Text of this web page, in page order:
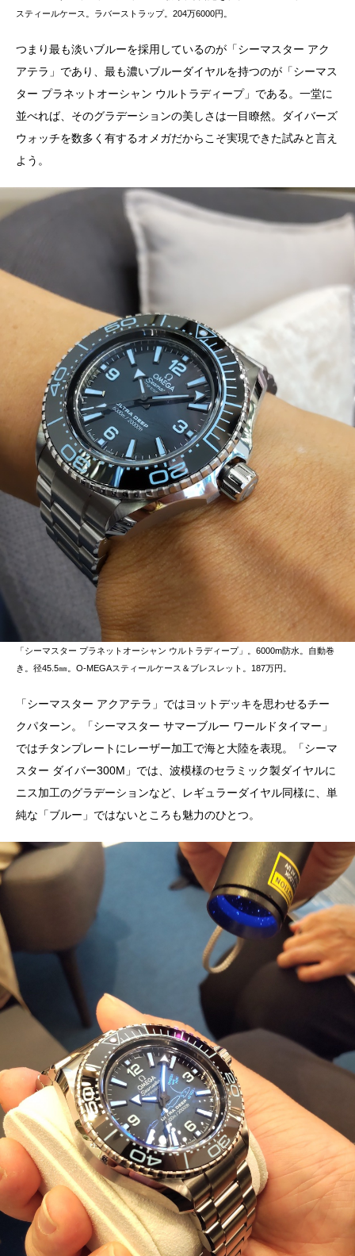
スティールケース。ラバーストラップ。204万6000円。
つまり最も淡いブルーを採用しているのが「シーマスター アク
アテラ」であり、最も濃いブルーダイヤルを持つのが「シーマス
ター プラネットオーシャン ウルトラディープ」である。一堂に
並べれば、そのグラデーションの美しさは一目瞭然。ダイバーズ
ウォッチを数多く有するオメガだからこそ実現できた試みと言え
よう。
「シーマスター プラネットオーシャン ウルトラディープ」。6000m防水。自動巻
き。径45.5㎜。O-MEGAスティールケース＆ブレスレット。187万円。
「シーマスター アクアテラ」ではヨットデッキを思わせるチー
クパターン。「シーマスター サマーブルー ワールドタイマー」
ではチタンプレートにレーザー加工で海と大陸を表現。「シーマ
スター ダイバー300M」では、波模様のセラミック製ダイヤルに
ニス加工のグラデーションなど、レギュラーダイヤル同様に、単
純な「ブルー」ではないところも魅力のひとつ。